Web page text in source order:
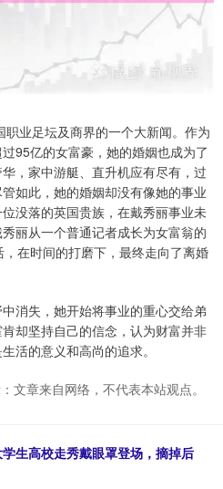
业足坛及商界的一个大新闻。作为
95亿的女富豪，她的婚姻也成为了
，家中游艇、直升机应有尽有，过
如此，她的婚姻却没有像她的事业
没落的英国贵族，在戴秀丽事业未
丽从一个普通记者成长为女富翁的
在时间的打磨下，最终走向了离婚
消失，她开始将事业的重心交给弟
却坚持自己的信念，认为财富并非
活的意义和高尚的追求。
文章来自网络，不代表本站观点。
生高校走秀戴眼罩登场，摘掉后